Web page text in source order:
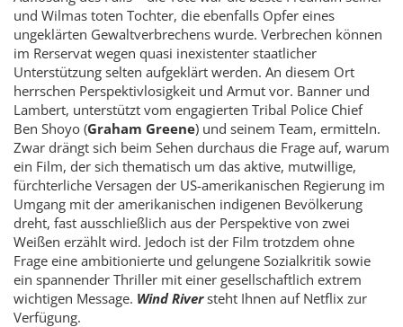
und Wilmas toten Tochter, die ebenfalls Opfer eines
ungeklärten Gewaltverbrechens wurde. Verbrechen können
im Rerservat wegen quasi inexistenter staatlicher
Unterstützung selten aufgeklärt werden. An diesem Ort
herrschen Perspektivlosigkeit und Armut vor. Banner und
Lambert, unterstützt vom engagierten Tribal Police Chief
Ben Shoyo (Graham Greene) und seinem Team, ermitteln.
Zwar drängt sich beim Sehen durchaus die Frage auf, warum
ein Film, der sich thematisch um das aktive, mutwillige,
fürchterliche Versagen der US-amerikanischen Regierung im
Umgang mit der amerikanischen indigenen Bevölkerung
dreht, fast ausschließlich aus der Perspektive von zwei
Weißen erzählt wird. Jedoch ist der Film trotzdem ohne
Frage eine ambitionierte und gelungene Sozialkritik sowie
ein spannender Thriller mit einer gesellschaftlich extrem
wichtigen Message. Wind Riversteht Ihnen auf Netflix zur
Verfügung.